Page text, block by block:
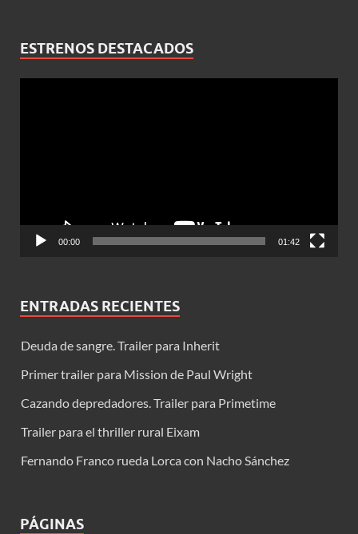
ESTRENOS DESTACADOS
00:00 01:42
ENTRADAS RECIENTES
Deuda de sangre. Trailer para Inherit
Primer trailer para Mission de Paul Wright
Cazando depredadores. Trailer para Primetime
Trailer para el thriller rural Eixam
Fernando Franco rueda Lorca con Nacho Sánchez
PÁGINAS